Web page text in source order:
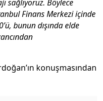
sağlıyoruz. Böylece
Finans Merkezi içinde
bunun dışında elde
konuşmasından